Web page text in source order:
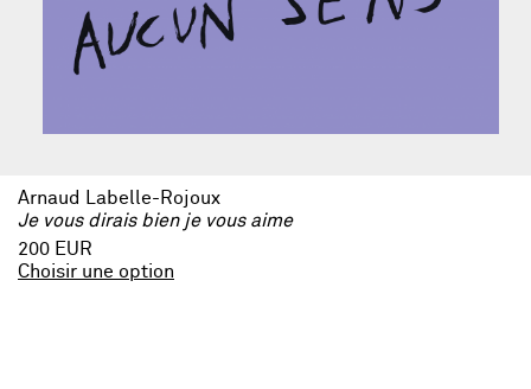
Arnaud Labelle-Rojoux
Je vous dirais bien je vous aime
200 EUR
Choisir une option